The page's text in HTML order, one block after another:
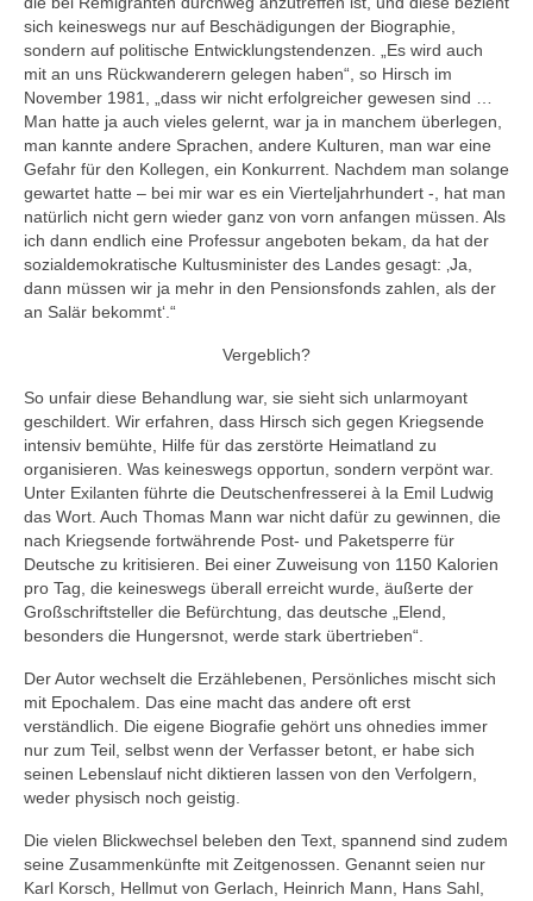
sich keineswegs nur auf Beschädigungen der Biographie,
sondern auf politische Entwicklungstendenzen. „Es wird auch
mit an uns Rückwanderern gelegen haben“, so Hirsch im
November 1981, „dass wir nicht erfolgreicher gewesen sind …
Man hatte ja auch vieles gelernt, war ja in manchem überlegen,
man kannte andere Sprachen, andere Kulturen, man war eine
Gefahr für den Kollegen, ein Konkurrent. Nachdem man solange
gewartet hatte – bei mir war es ein Vierteljahrhundert -, hat man
natürlich nicht gern wieder ganz von vorn anfangen müssen. Als
ich dann endlich eine Professur angeboten bekam, da hat der
sozialdemokratische Kultusminister des Landes gesagt: ‚Ja,
dann müssen wir ja mehr in den Pensionsfonds zahlen, als der
an Salär bekommt‘.“
Vergeblich?
So unfair diese Behandlung war, sie sieht sich unlarmoyant
geschildert. Wir erfahren, dass Hirsch sich gegen Kriegsende
intensiv bemühte, Hilfe für das zerstörte Heimatland zu
organisieren. Was keineswegs opportun, sondern verpönt war.
Unter Exilanten führte die Deutschenfresserei à la Emil Ludwig
das Wort. Auch Thomas Mann war nicht dafür zu gewinnen, die
nach Kriegsende fortwährende Post- und Paketsperre für
Deutsche zu kritisieren. Bei einer Zuweisung von 1150 Kalorien
pro Tag, die keineswegs überall erreicht wurde, äußerte der
Großschriftsteller die Befürchtung, das deutsche „Elend,
besonders die Hungersnot, werde stark übertrieben“.
Der Autor wechselt die Erzählebenen, Persönliches mischt sich
mit Epochalem. Das eine macht das andere oft erst
verständlich. Die eigene Biografie gehört uns ohnedies immer
nur zum Teil, selbst wenn der Verfasser betont, er habe sich
seinen Lebenslauf nicht diktieren lassen von den Verfolgern,
weder physisch noch geistig.
Die vielen Blickwechsel beleben den Text, spannend sind zudem
seine Zusammenkünfte mit Zeitgenossen. Genannt seien nur
Karl Korsch, Hellmut von Gerlach, Heinrich Mann, Hans Sahl,